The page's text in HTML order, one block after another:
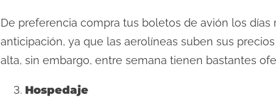
De preferencia compra tus boletos de avión los
anticipación, ya que las aerolíneas suben sus
alta, sin embargo, entre semana tienen bastantes
Hospedaje